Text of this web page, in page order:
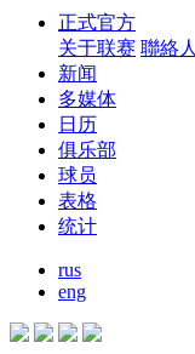
正式官方
关于联赛 聯絡人
新闻
多媒体
日历
俱乐部
球员
表格
统计
rus
eng